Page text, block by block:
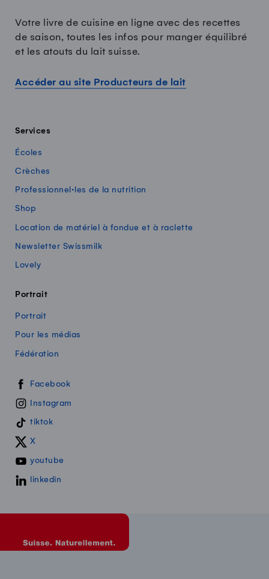
Votre livre de cuisine en ligne avec des recettes
de saison, toutes les infos pour manger équilibré
et les atouts du lait suisse.
Accéder au site Producteurs de lait
Services
Écoles
Crèches
Professionnel·les de la nutrition
Shop
Location de matériel à fondue et à raclette
Newsletter Swissmilk
Lovely
Portrait
Portrait
Pour les médias
Fédération
Swissmilk sur les réseaux sociaux
Facebook
Instagram
tiktok
X
youtube
linkedin